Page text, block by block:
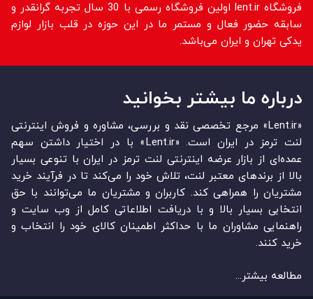
فروشگاه lent.ir اولین فروشگاه رسمی با 30 سال تجربه گرانقدر و
سابقه حضور فعال و مستمر ما در این حوزه در قلب بازار لوازم
یدکی تهران و ایران می‌باشد.
درباره ما بیشتر بخوانید
«Lent.ir» مرجع تخصصی نقد و بررسی، مشاوره و فروش اینترنتی
لنت ترمز در ایران است. «Lent.ir» با در اختیار داشتن سهم
عمده‏‌ای از بازار عرضه اینترنتی لنت ترمز در ایران با تنوعی بسیار
بالا از برندهای معتبر لنت، تلاش خود را می‌‏‏کند تا در فرآیند خرید
مشتریان را همراهی کند. کاربران و مشتریان ما می‏‏‌توانند با حق
انتخابی بسیار بالا و با دریافت اطلاعاتی کامل از وب سایت و
راهنمایی مشاوران ما با حداکثر اطمینان کالای خود را انتخاب و
خرید کنند.
مطالعه بیشتر...